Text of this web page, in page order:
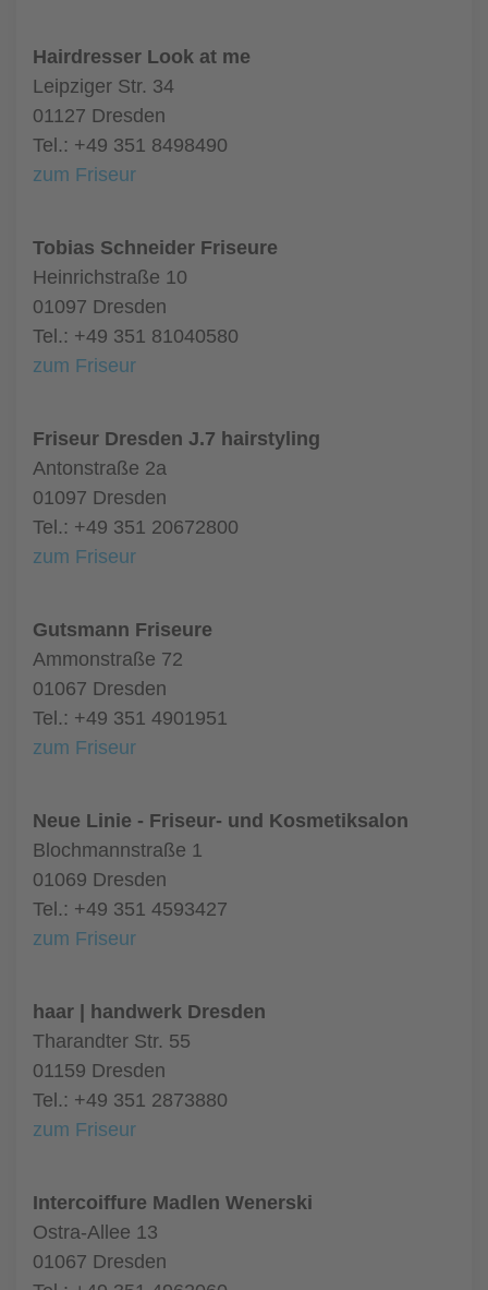
Hairdresser Look at me
Leipziger Str. 34
01127 Dresden
Tel.: +49 351 8498490
zum Friseur
Tobias Schneider Friseure
Heinrichstraße 10
01097 Dresden
Tel.: +49 351 81040580
zum Friseur
Friseur Dresden J.7 hairstyling
Antonstraße 2a
01097 Dresden
Tel.: +49 351 20672800
zum Friseur
Gutsmann Friseure
Ammonstraße 72
01067 Dresden
Tel.: +49 351 4901951
zum Friseur
Neue Linie - Friseur- und Kosmetiksalon
Blochmannstraße 1
01069 Dresden
Tel.: +49 351 4593427
zum Friseur
haar | handwerk Dresden
Tharandter Str. 55
01159 Dresden
Tel.: +49 351 2873880
zum Friseur
Intercoiffure Madlen Wenerski
Ostra-Allee 13
01067 Dresden